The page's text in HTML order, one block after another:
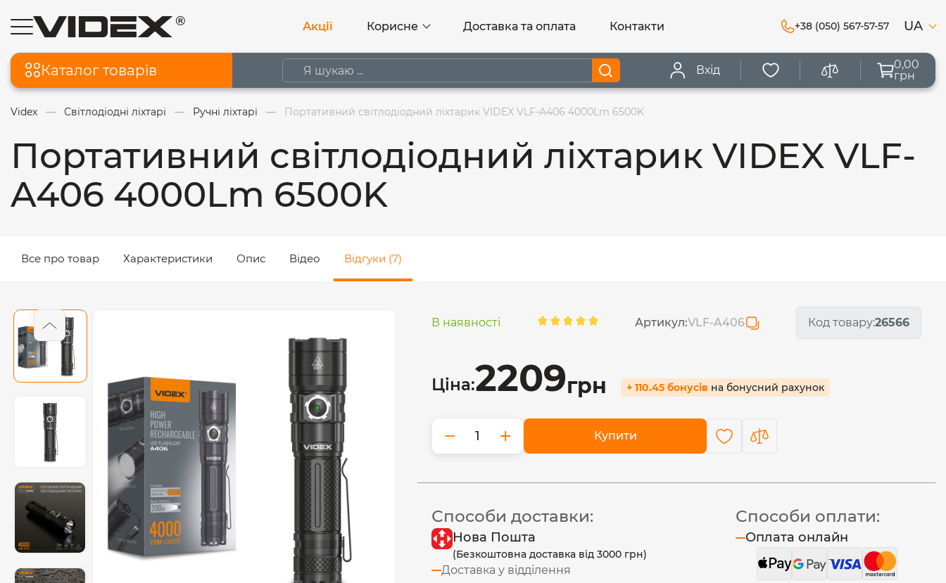
Акції Корисне Доставка та оплата Контакти +38 (050) 567-57-57 UA
Каталог товарів Вхід
0,00
грн
Videx Світлодіодні ліхтарі Ручні ліхтарі Портативний світлодіодний ліхтарик VIDEX VLF-A406 4000Lm 6500K
Портативний світлодіодний ліхтарик VIDEX VLF-
A406 4000Lm 6500K
Все про товар Характеристики Опис Відео Відгуки (7)
В наявності Артикул:VLF-A406 Код товару:26566
Ціна:2209грн + 110.45 бонусів на бонусний рахунок
− + Купити
Способи доставки:
Нова Пошта
(Безкоштовна доставка від 3000 грн)
Доставка у відділення
Способи оплати:
Оплата онлайн